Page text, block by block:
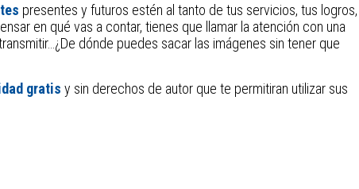
presentes y futuros estén al tanto de tus servicios, tus logros,
en qué vas a contar, tienes que llamar la atención con una
dónde puedes sacar las imágenes sin tener que
gratis y sin derechos de autor que te permitiran utilizar sus